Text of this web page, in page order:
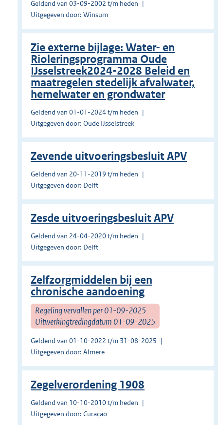
Geldend van 03-09-2002 t/m heden
Uitgegeven door: Winsum
Zie externe bijlage: Water- en
Rioleringsprogramma Oude
IJsselstreek2024-2028 Beleid en
maatregelen stedelijk afvalwater,
hemelwater en grondwater
Geldend van 01-01-2024 t/m heden
Uitgegeven door: Oude IJsselstreek
Zevende uitvoeringsbesluit APV
Geldend van 20-11-2019 t/m heden
Uitgegeven door: Delft
Zesde uitvoeringsbesluit APV
Geldend van 24-04-2020 t/m heden
Uitgegeven door: Delft
Zelfzorgmiddelen bij een
chronische aandoening
Regeling vervallen per 01-09-2025
Uitwerkingtredingdatum 01-09-2025
Geldend van 01-10-2022 t/m 31-08-2025
Uitgegeven door: Almere
Zegelverordening 1908
Geldend van 10-10-2010 t/m heden
Uitgegeven door: Curaçao